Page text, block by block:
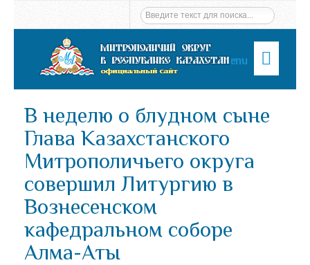
Menu
В неделю о блудном сыне
Глава Казахстанского
Митрополичьего округа
совершил Литургию в
Вознесенском
кафедральном соборе
Алма-Аты